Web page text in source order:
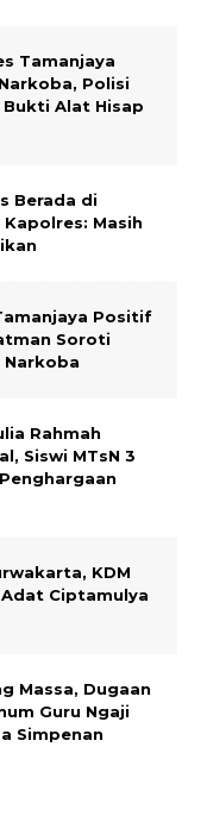
Tamanjaya
Polisi
Alat Hisap
Berada di
Masih
Positif
Soroti
Narkoba
Rahmah
Siswi MTsN 3
KDM
Ciptamulya
Massa, Dugaan
Guru Ngaji
Simpenan